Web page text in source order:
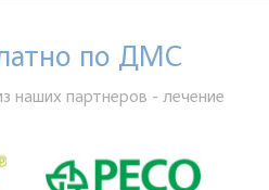
по ДМС
наших партнеров - лечение